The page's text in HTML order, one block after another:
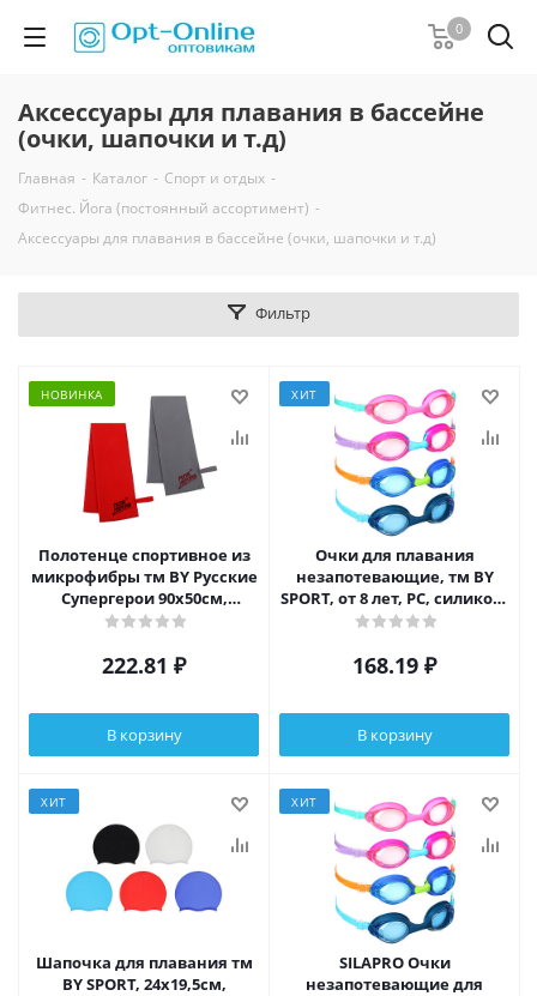
0
Аксессуары для плавания в бассейне
(очки, шапочки и т.д)
Главная - Каталог - Спорт и отдых -
Фитнес. Йога (постоянный ассортимент) -
Аксессуары для плавания в бассейне (очки, шапочки и т.д)
Фильтр
НОВИНКА
Полотенце спортивное из
микрофибры тм BY Русские
Супергерои 90х50см,
полиэстер, нейлон, 2 цвета
222.81 ₽
В корзину
ХИТ
Очки для плавания
незапотевающие, тм BY
SPORT, от 8 лет, PC, силикон,
4 цвета
168.19 ₽
В корзину
ХИТ
Шапочка для плавания тм
BY SPORT, 24х19,5см,
ХИТ
SILAPRO Очки
незапотевающие для